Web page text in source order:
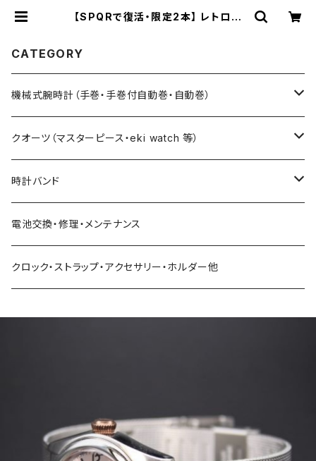
【SPQRで復活・限定2本】 レトロ調
シャレ重視の手巻付自動巻機械式
Ubud-M × ステンレスメッシュバン
ド | ときのつくり手 時計企画工房S
CATEGORY
機械式腕時計（手巻・手巻付自動巻・自動巻）
藤原和博プロデュース（限定モデル）
限定モデル
urushi kiso 機械式
中仙道モデル
手巻腕時計 THE SPQR
限定モデル
手巻提げ SUPERIORE（スーペリオーレ）
Ventuno ss スモールセコンド
Ubud 機械式
五十嵐威暢デザイン
クオーツ（マスターピース・eki watch 等）
限定モデル
藤原和博プロデュース（限定）
定番クオーツ
sapporo star watch
NURSE WATCH（ナースウオッチ）
時計バンド
クロコダイル（20・18・17・14mm）
SOMESレザー・シート革（20・18・17・14ｍｍ）
手巻付自動巻・自動巻用（18mm）
電池交換・修理・メンテナンス
クロック・ストラップ・アクセサリー・ホルダー他